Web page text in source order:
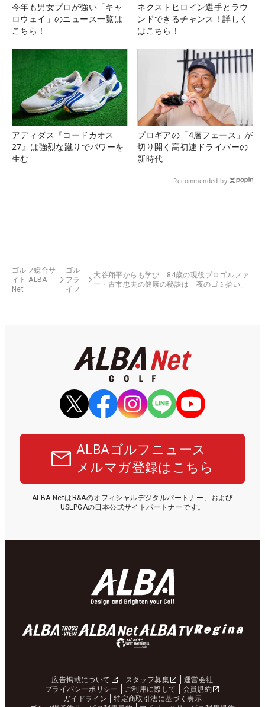
今年も男女プロが強い「キャ
ロウェイ」のニュース一覧は
こちら！
ネクストヒロイン選手とラウ
ンドできるチャンス！詳しく
はこちら！
アディダス『コードカオス
27』は強烈な蹴りでパワーを
生む
プロギアの「4層フェース」が
切り開く高初速ドライバーの
新時代
Recommended by
ゴルフ総合サ
イト ALBA
Net
ゴル
フラ
イフ
大谷翔平からも学び 84歳の現役プロゴルファ
ー・古市忠夫の健康の秘訣は「夜のゴミ拾い」
ALBAゴルフニュース
メルマガ登録はこちら
ALBA NetはR&Aのオフィシャルデジタルパートナー、および
USLPGAの日本公式サイトパートナーです。
広告掲載について スタッフ募集
運営会社
プライバシーポリシー
ご利用に際して
会員規約
ガイドライン
特定商取引法に基づく表示